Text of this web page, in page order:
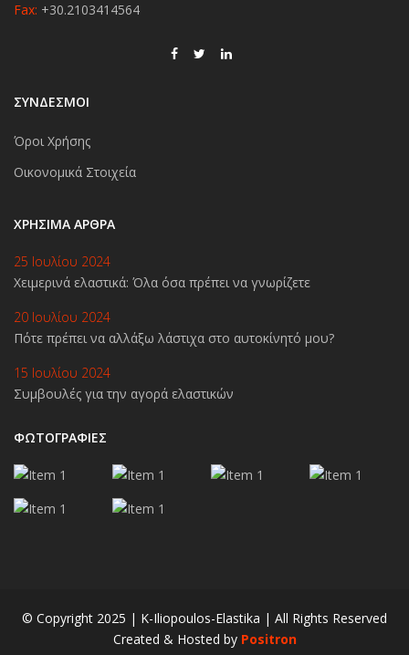
Fax: +30.2103414564
ΣΥΝΔΕΣΜΟΙ
Όροι Χρήσης
Οικονομικά Στοιχεία
ΧΡΉΣΙΜΑ ΆΡΘΡΑ
25 Ιουλίου 2024
Χειμερινά ελαστικά: Όλα όσα πρέπει να γνωρίζετε
20 Ιουλίου 2024
Πότε πρέπει να αλλάξω λάστιχα στο αυτοκίνητό μου?
15 Ιουλίου 2024
Συμβουλές για την αγορά ελαστικών
ΦΩΤΟΓΡΑΦΙΕΣ
© Copyright 2025 | K-Iliopoulos-Elastika | All Rights Reserved
Created & Hosted by Positron